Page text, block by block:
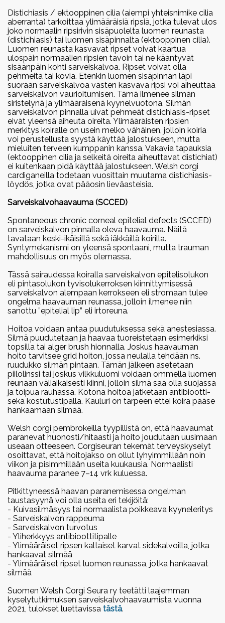
Distichiasis / ektooppinen cilia (aiempi yhteisnimike cilia
aberranta) tarkoittaa ylimääräisiä ripsiä, jotka tulevat ulos
joko normaalin ripsirivin sisäpuolelta luomen reunasta
(distichiasis) tai luomen sisäpinnalta (ektooppinen cilia).
Luomen reunasta kasvavat ripset voivat kaartua
ulospäin normaalien ripsien tavoin tai ne kääntyvät
sisäänpäin kohti sarveiskalvoa. Ripset voivat olla
pehmeitä tai kovia. Etenkin luomen sisäpinnan läpi
suoraan sarveiskalvoa vasten kasvava ripsi voi aiheuttaa
sarveiskalvon vaurioitumisen. Tämä ilmenee silmän
siristelynä ja ylimääräisenä kyynelvuotona. Silmän
sarveiskalvon pinnalla uivat pehmeät distichiasis-ripset
eivät yleensä aiheuta oireita. Ylimääräisten ripsien
merkitys koiralle on usein melko vähäinen, jolloin koiria
voi perustellusta syystä käyttää jalostukseen, mutta
mieluiten terveen kumppanin kanssa. Vakavia tapauksia
(ektooppinen cilia ja selkeitä oireita aiheuttavat distichiat)
ei kuitenkaan pidä käyttää jalostukseen. Welsh corgi
cardiganeilla todetaan vuosittain muutama distichiasis-
löydös, jotka ovat pääosin lieväasteisia.
Sarveiskalvohaavauma (SCCED)
Spontaneous chronic corneal epitelial defects (SCCED)
on sarveiskalvon pinnalla oleva haavauma. Näitä
tavataan keski-ikäisillä sekä iäkkäillä koirilla.
Syntymekanismi on yleensä spontaani, mutta trauman
mahdollisuus on myös olemassa.
Tässä sairaudessa koiralla sarveiskalvon epitelisolukon
eli pintasolukon tyvisolukerroksen kiinnittymisessä
sarveiskalvon alempaan kerrokseen eli stromaan tulee
ongelma haavauman reunassa, jolloin ilmenee niin
sanottu ”epitelial lip” eli irtoreuna.
Hoitoa voidaan antaa puudutuksessa sekä anestesiassa.
Silmä puudutetaan ja haavaa tuoreistetaan esimerkiksi
topsilla tai alger brush hionnalla. Joskus haavauman
hoito tarvitsee grid hoiton, jossa neulalla tehdään ns.
ruudukko silmän pintaan. Tämän jälkeen asetetaan
piilolinssi tai joskus vilkkuluomi voidaan ommella luomen
reunaan väliaikaisesti kiinni, jolloin silmä saa olla suojassa
ja toipua rauhassa. Kotona hoitoa jatketaan antibiootti-
sekä kostutustipalla. Kauluri on tarpeen ettei koira pääse
hankaamaan silmää.
Welsh corgi pembrokeilla tyypillistä on, että haavaumat
paranevat huonosti/hitaasti ja hoito joudutaan uusimaan
useaan otteeseen. Corgiseuran tekemät terveyskyselyt
osoittavat, että hoitojakso on ollut lyhyimmillään noin
viikon ja pisimmillään useita kuukausia. Normaalisti
haavauma paranee 7–14 vrk kuluessa.
Pitkittyneessä haavan paranemisessa ongelman
taustasyynä voi olla useita eri tekijöitä:
- Kuivasilmäsyys tai normaalista poikkeava kyyneleritys
- Sarveiskalvon rappeuma
- Sarveiskalvon turvotus
- Yliherkkyys antibioottitipalle
- Ylimääräiset ripsen kaltaiset karvat sidekalvoilla, jotka
hankaavat silmää
- Ylimääräiset ripset luomen reunassa, jotka hankaavat
silmää
Suomen Welsh Corgi Seura ry teetätti laajemman
kyselytutkimuksen sarveiskalvohaavaumista vuonna
2021, tulokset luettavissa tästä.